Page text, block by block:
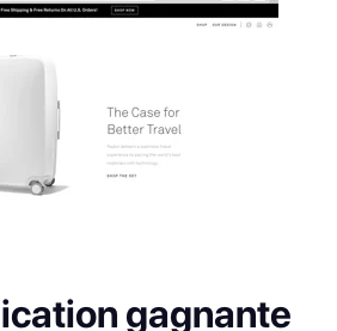
gagnante